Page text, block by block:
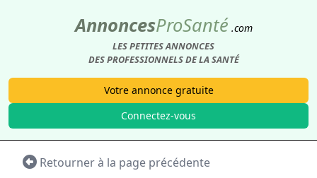
AnnoncesProSanté .com
LES PETITES ANNONCES
DES PROFESSIONNELS DE LA SANTÉ
Votre annonce gratuite
Connectez-vous
Retourner à la page précédente